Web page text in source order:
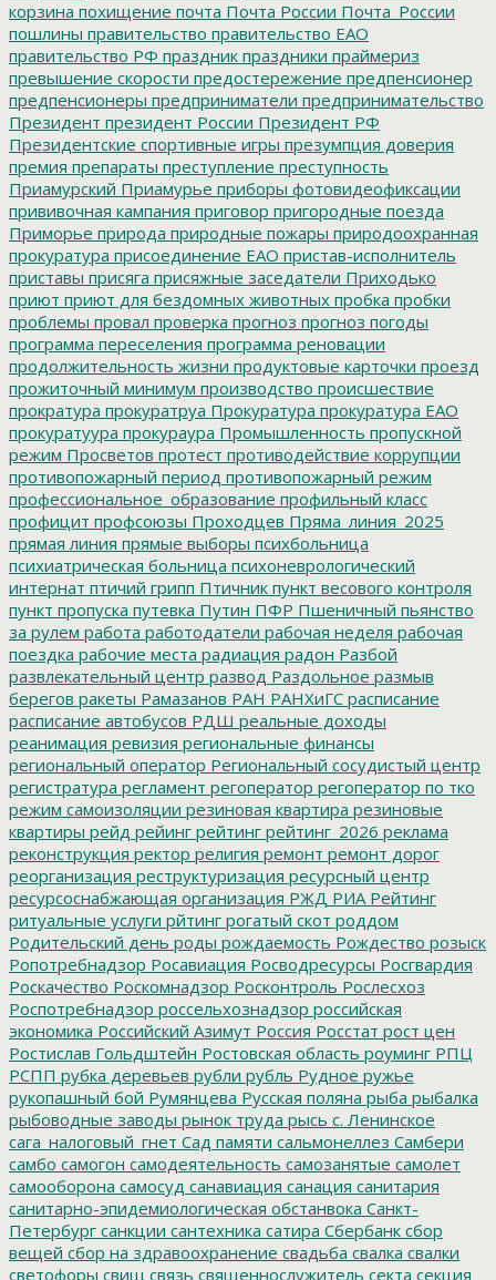
корзина похищение почта Почта России Почта_России
пошлины правительство правительство ЕАО
правительство РФ праздник праздники праймериз
превышение скорости предостережение предпенсионер
предпенсионеры предприниматели предпринимательство
Президент президент России Президент РФ
Президентские спортивные игры презумпция доверия
премия препараты преступление преступность
Приамурский Приамурье приборы фотовидеофиксации
прививочная кампания приговор пригородные поезда
Приморье природа природные пожары природоохранная
прокуратура присоединение ЕАО пристав-исполнитель
приставы присяга присяжные заседатели Приходько
приют приют для бездомных животных пробка пробки
проблемы провал проверка прогноз прогноз погоды
программа переселения программа реновации
продолжительность жизни продуктовые карточки проезд
прожиточный минимум производство происшествие
прократура прокуратруа Прокуратура прокуратура ЕАО
прокуратуура прокураура Промышленность пропускной
режим Просветов протест противодействие коррупции
противопожарный период противопожарный режим
профессиональное_образование профильный класс
профицит профсоюзы Проходцев Пряма_линия_2025
прямая линия прямые выборы психбольница
психиатрическая больница психоневрологический
интернат птичий грипп Птичник пункт весового контроля
пункт пропуска путевка Путин ПФР Пшеничный пьянство
за рулем работа работодатели рабочая неделя рабочая
поездка рабочие места радиация радон Разбой
развлекательный центр развод Раздольное размыв
берегов ракеты Рамазанов РАН РАНХиГС расписание
расписание автобусов РДШ реальные доходы
реанимация ревизия региональные финансы
региональный оператор Региональный сосудистый центр
регистратура регламент регоператор регоператор по тко
режим самоизоляции резиновая квартира резиновые
квартиры рейд рейинг рейтинг рейтинг_2026 реклама
реконструкция ректор религия ремонт ремонт дорог
реорганизация реструктуризация ресурсный центр
ресурсоснабжающая организация РЖД РИА Рейтинг
ритуальные услуги рйтинг рогатый скот роддом
Родительский день роды рождаемость Рождество розыск
Ропотребнадзор Росавиация Росводресурсы Росгвардия
Роскачество Роскомнадзор Росконтроль Рослесхоз
Роспотребнадзор россельхознадзор российская
экономика Российский Азимут Россия Росстат рост цен
Ростислав Гольдштейн Ростовская область роуминг РПЦ
РСПП рубка деревьев рубли рубль Рудное ружье
рукопашный бой Румянцева Русская поляна рыба рыбалка
рыбоводные заводы рынок труда рысь с. Ленинское
сага_налоговый_гнет Сад памяти сальмонеллез Самбери
самбо самогон самодеятельность самозанятые самолет
самооборона самосуд санавиация санация санитария
санитарно-эпидемиологическая обстанвока Санкт-
Петербург санкции сантехника сатира Сбербанк сбор
вещей сбор на здравоохранение свадьба свалка свалки
светофоры свищ связь священнослужитель секта секция